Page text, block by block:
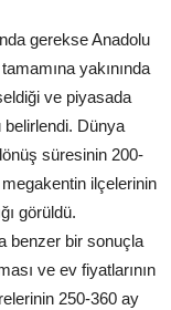
gerekse Anadolu
yakınında
ve piyasada
belirlendi. Dünya
süresinin 200-
ilçelerinin
görüldü.
benzer bir sonuçla
ve ev fiyatlarının
250-360 ay